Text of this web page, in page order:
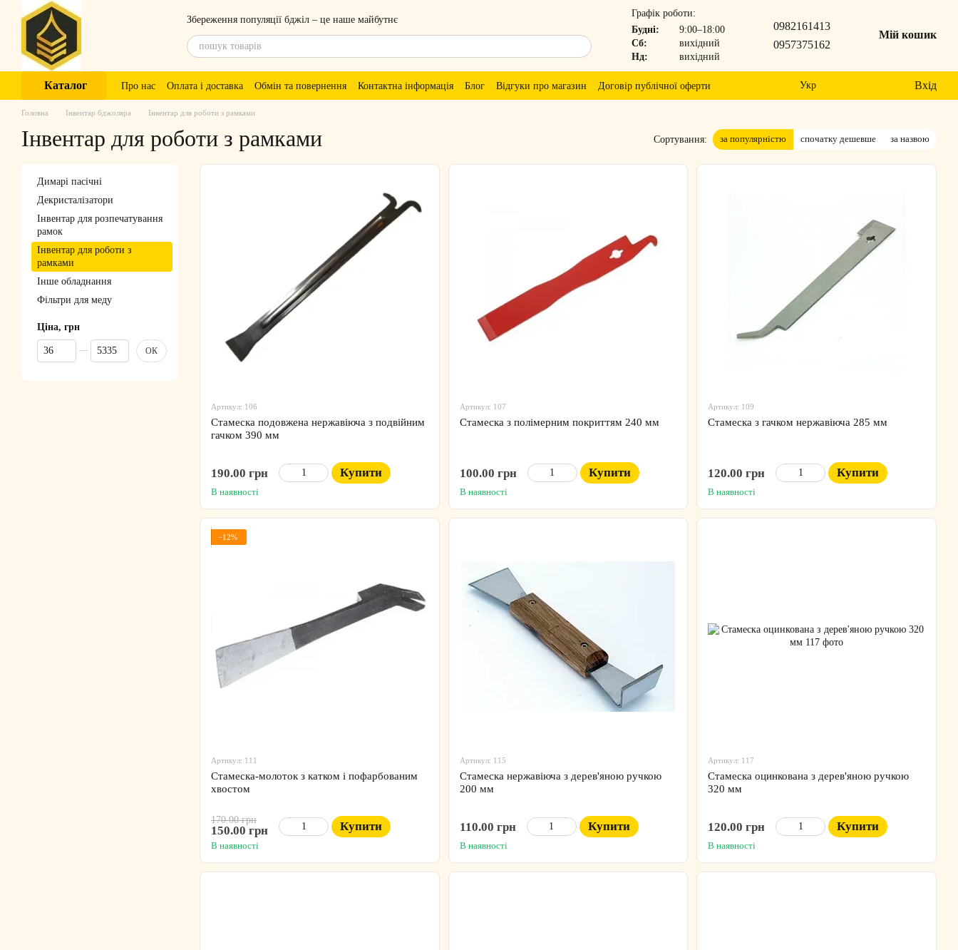
Перейти до основного контенту
Збереження популяції бджіл – це наше майбутнє
Графік роботи:
Будні:
9:00–18:00
Сб:
вихідний
Нд:
вихідний
0982161413
0957375162
Мій кошик
Каталог Про нас Оплата і доставка Обмін та повернення Контактна інформація Блог Відгуки про магазин Договір публічної оферти Укр Вхід
Головна Інвентар бджоляра Інвентар для роботи з рамками
Інвентар для роботи з рамками Сортування: за популярністю спочатку дешевше за назвою
Артикул: 106
Стамеска подовжена нержавіюча з подвійним
гачком 390 мм
190.00 грн Купити
В наявності
Артикул: 107
Стамеска з полімерним покриттям 240 мм
100.00 грн Купити
В наявності
Артикул: 109
Стамеска з гачком нержавіюча 285 мм
120.00 грн Купити
В наявності
−12%
Артикул: 111
Стамеска-молоток з катком і пофарбованим
хвостом
170.00 грн
150.00 грн Купити
В наявності
Артикул: 115
Стамеска нержавіюча з дерев'яною ручкою
200 мм
110.00 грн Купити
В наявності
Артикул: 117
Стамеска оцинкована з дерев'яною ручкою
320 мм
120.00 грн Купити
В наявності
Димарі пасічні
Декристалізатори
Інвентар для розпечатування
рамок
Інвентар для роботи з
рамками
Інше обладнання
Фільтри для меду
Ціна, грн
Від Ціна, грн
До Ціна, грн
ОК